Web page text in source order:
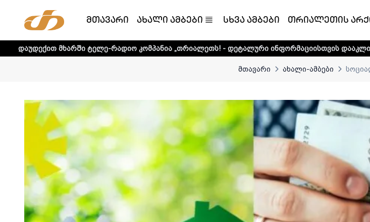
მთავარი ახალი ამბები სხვა ამბები თრიალეთის
ტელე-რადიო კომპანია „თრიალეთს! - დეტალური ინფორმაციისთვის დააკლიკეთ ლინკს
მთავარი ახალი-ამბები